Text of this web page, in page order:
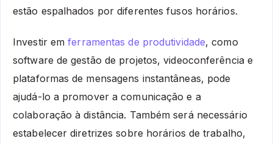
estão espalhados por diferentes fusos horários.
Investir emferramentas de produtividade, como
software de gestão de projetos, videoconferência e
plataformas de mensagens instantâneas, pode
ajudá-lo a promover a comunicação e a
colaboração à distância. Também será necessário
estabelecer diretrizes sobre horários de trabalho,